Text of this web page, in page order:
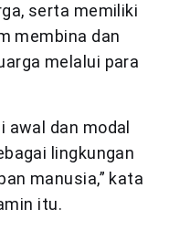
serta memiliki
membina dan
melalui para
awal dan modal
lingkungan
manusia,” kata
itu.